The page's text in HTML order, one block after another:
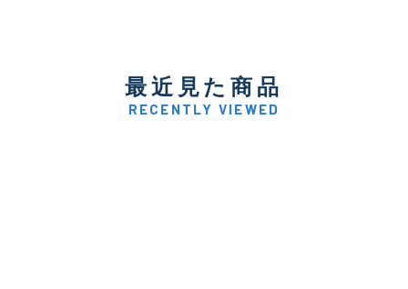
最近見た商品
RECENTLY VIEWED